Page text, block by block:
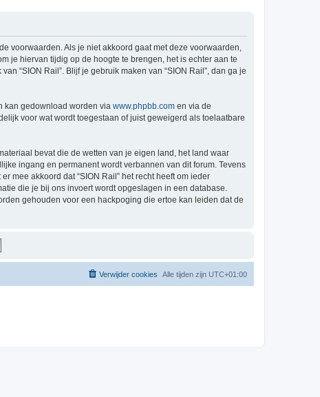
voorwaarden. Als je niet akkoord gaat met deze voorwaarden,
je hiervan tijdig op de hoogte te brengen, het is echter aan te
“SION Rail”. Blijf je gebruik maken van “SION Rail”, dan ga je
kan gedownload worden via www.phpbb.com en via de
voor wat wordt toegestaan of juist geweigerd als toelaatbare
bevat die de wetten van je eigen land, het land waar
ingang en permanent wordt verbannen van dit forum. Tevens
mee akkoord dat “SION Rail” het recht heeft om ieder
die je bij ons invoert wordt opgeslagen in een database.
gehouden voor een hackpoging die ertoe kan leiden dat de
Alle tijden zijn UTC+01:00
Verwijder cookies